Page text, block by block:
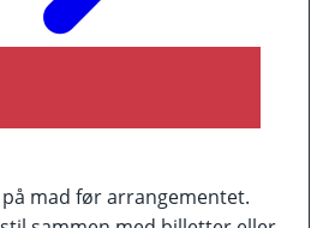
mad før arrangementet.